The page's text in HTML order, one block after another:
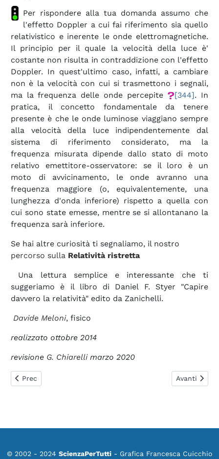
Per rispondere alla tua domanda assumo che
l'effetto Doppler a cui fai riferimento sia quello
relativistico e inerente le onde elettromagnetiche.
Il principio per il quale la velocità della luce è'
costante non risulta in contraddizione con l'effetto
Doppler. In quest'ultimo caso, infatti, a cambiare
non è la velocità con cui si trasmettono i segnali,
ma la frequenza delle onde percepite
[344]. In
pratica, il concetto fondamentale da tenere
presente è che le onde luminose viaggiano sempre
alla velocità della luce indipendentemente dal
sistema di riferimento considerato, ma la
frequenza misurata dipende dallo stato di moto
relativo emettitore-osservatore: se il loro è un
moto di avvicinamento, le onde avranno una
frequenza maggiore (o, equivalentemente, una
lunghezza d'onda inferiore) rispetto a quella con
cui sono state emesse, mentre se si allontanano la
frequenza sarà inferiore.
Se hai altre curiosità ti segnaliamo, il nostro
percorso sulla Relatività ristretta
Una lettura semplice e interessante che ti
suggeriamo è il libro di Daniel F. Styer "Capire
davvero la relatività" edito da Zanichelli.
Davide Meloni, fisico
realizzato ottobre 2014
revisione G. Chiarellimarzo 2020
Articolo precedente: 0421. I concetti assoluti di Spazio e
Prec Articolo
Avanti
© 2002 - 2024 ScienzaPerTutti - Grafica Francesca Cuicchio